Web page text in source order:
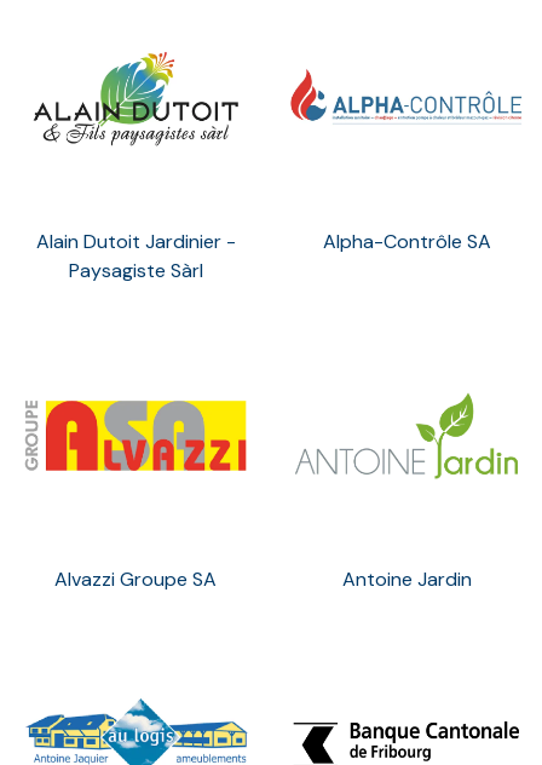
Alain Dutoit Jardinier -
Paysagiste Sàrl
Alpha-Contrôle SA
Alvazzi Groupe SA Antoine Jardin